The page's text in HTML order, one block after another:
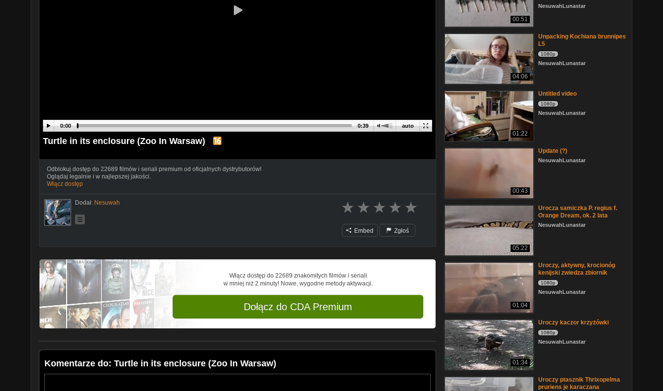
auto
0:00 0:39
Turtle in its enclosure (Zoo In Warsaw)
Odblokuj dostęp do 22689 filmów i seriali premium od oficjalnych dystrybutorów!
Oglądaj legalnie i w najlepszej jakości.
Włącz dostęp
Dodał: Nesuwah
Embed Zgłoś
Włącz dostęp do 22689 znakomitych filmów i seriali
w mniej niż 2 minuty! Nowe, wygodne metody aktywacji.
Dołącz do CDA Premium
Komentarze do: Turtle in its enclosure (Zoo In Warsaw)
00:51
NesuwahLunastar
04:06
Unpacking Kochiana brunnipes
L5
1080p
NesuwahLunastar
01:22
Untitled video
1080p
NesuwahLunastar
00:43
Update (?)
NesuwahLunastar
05:22
Urocza samiczka P. regius f.
Orange Dream, ok. 2 lata
NesuwahLunastar
01:04
Uroczy, aktywny, krocionóg
kenijski zwiedza zbiornik
1080p
NesuwahLunastar
01:34
Uroczy kaczor krzyżówki
1080p
NesuwahLunastar
Uroczy ptasznik Thrixopelma
pruriens je karaczana